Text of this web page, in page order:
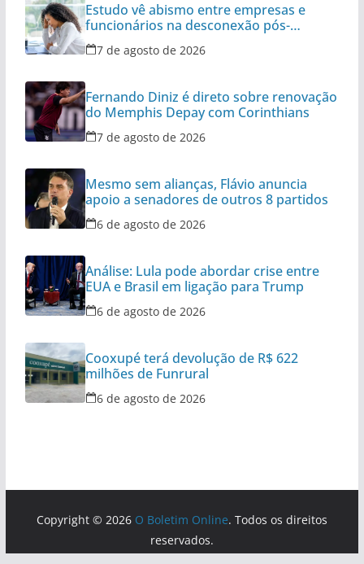
Estudo vê abismo entre empresas e
funcionários na desconexão pós-
expediente
7 de agosto de 2026
Fernando Diniz é direto sobre renovação
do Memphis Depay com Corinthians
7 de agosto de 2026
Mesmo sem alianças, Flávio anuncia
apoio a senadores de outros 8 partidos
6 de agosto de 2026
Análise: Lula pode abordar crise entre
EUA e Brasil em ligação para Trump
6 de agosto de 2026
Cooxupé terá devolução de R$ 622
milhões de Funrural
6 de agosto de 2026
Copyright © 2026 O Boletim Online. Todos os direitos
reservados.